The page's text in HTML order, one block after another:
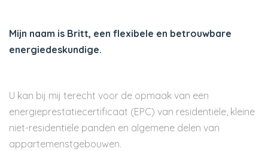
Mijn naam is Britt, een flexibele en betrouwbare
energiedeskundige.
U kan bij mij terecht voor de opmaak van een
energieprestatiecertificaat (EPC) van residentiële, kleine
niet-residentiële panden en algemene delen van
appartemenstgebouwen.